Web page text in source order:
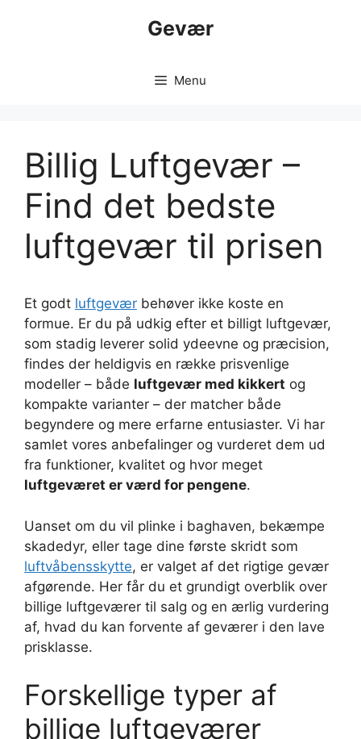
Gevær
Menu
Billig Luftgevær –
Find det bedste
luftgevær til prisen
Et godt luftgevær behøver ikke koste en
formue. Er du på udkig efter et billigt luftgevær,
som stadig leverer solid ydeevne og præcision,
findes der heldigvis en række prisvenlige
modeller – både luftgevær med kikkert og
kompakte varianter – der matcher både
begyndere og mere erfarne entusiaster. Vi har
samlet vores anbefalinger og vurderet dem ud
fra funktioner, kvalitet og hvor meget
luftgeværet er værd for pengene.
Uanset om du vil plinke i baghaven, bekæmpe
skadedyr, eller tage dine første skridt som
luftvåbensskytte, er valget af det rigtige gevær
afgørende. Her får du et grundigt overblik over
billige luftgeværer til salg og en ærlig vurdering
af, hvad du kan forvente af geværer i den lave
prisklasse.
Forskellige typer af
billige luftgeværer